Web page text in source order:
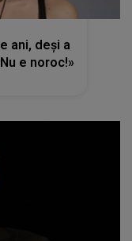
ani, deși a
e noroc!»